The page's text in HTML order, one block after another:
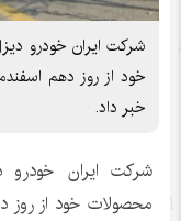
شرکت ایران خودرو
خود از روز دهم
خبر داد.
شرکت ایران
محصولات خود از روز